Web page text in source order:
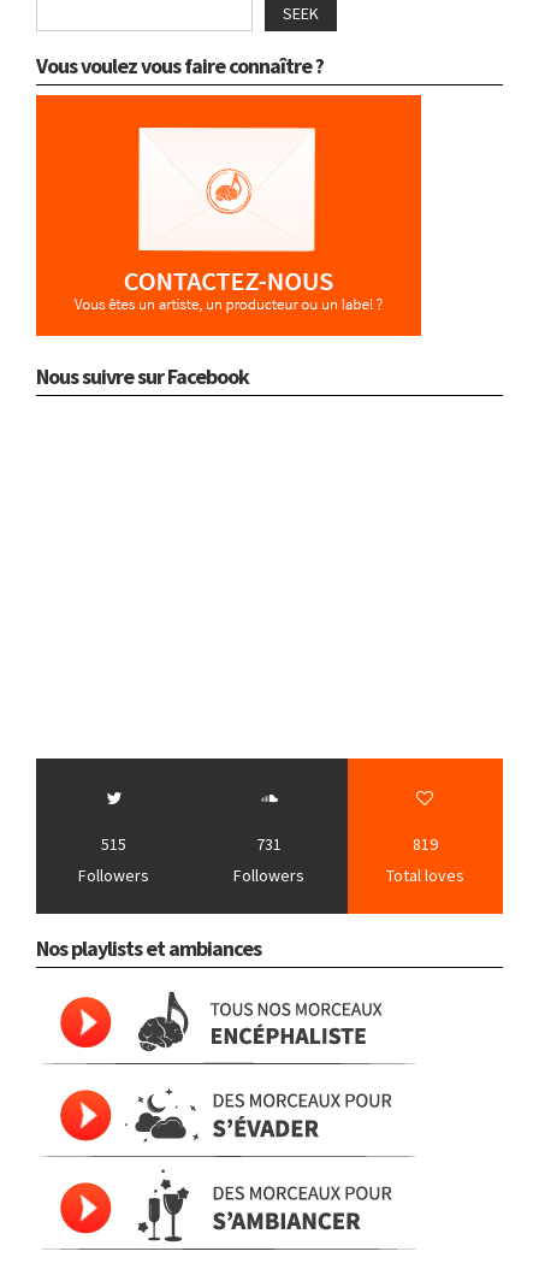
SEEK
Vous voulez vous faire connaître ?
Nous suivre sur Facebook
515
Followers
731
Followers
819
Total loves
Nos playlists et ambiances